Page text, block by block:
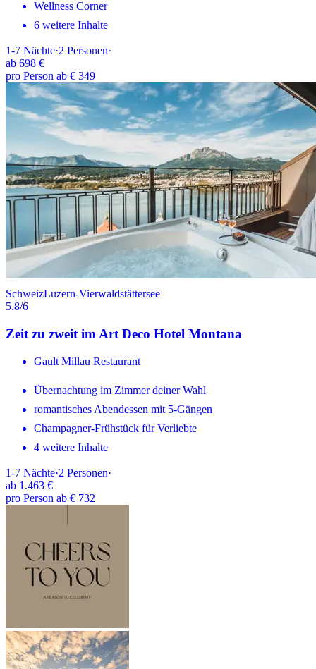
Wellness Corner
6 weitere Inhalte
1-7 Nächte·2 Personen·
ab 698 €
pro Person ab € 349
SchweizLuzern-Vierwaldstättersee
5.8/6
Zeit zu zweit im Art Deco Hotel Montana
Gault Millau Restaurant
Übernachtung im Zimmer deiner Wahl
romantisches Abendessen mit 5-Gängen
Champagner-Frühstück für Verliebte
4 weitere Inhalte
1-7 Nächte·2 Personen·
ab 1.463 €
pro Person ab € 732